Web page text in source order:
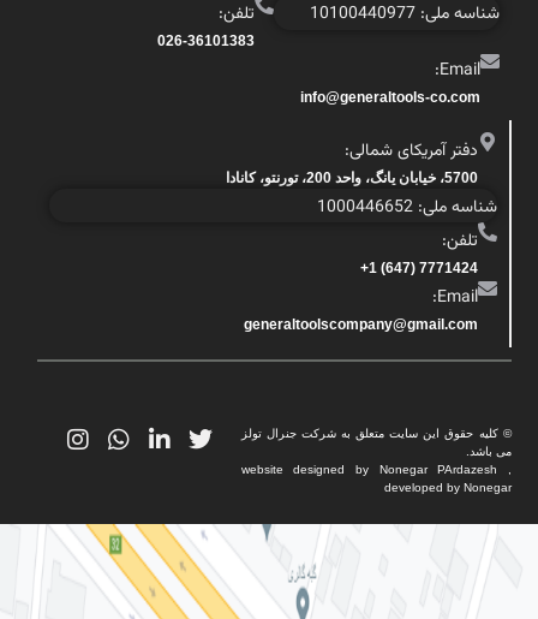
شناسه ملی: 10100440977 تلفن:
026-36101383
Email:
info@generaltools-co.com
دفتر آمریکای شمالی:
5700، خیابان یانگ، واحد 200، تورنتو، کانادا
شناسه ملی: 1000446652
تلفن:
7771424 (647) 1+
Email:
generaltoolscompany@gmail.com
© کلیه حقوق این سایت متعلق به شرکت جنرال تولز
می باشد.
website designed by Nonegar PArdazesh ,
developed by Nonegar